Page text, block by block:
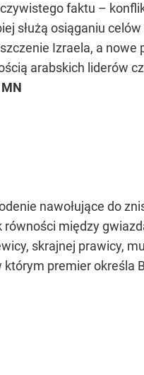
faktu –
służą osiąganiu
Izraela, a
arabskich liderów
MN
nawołujące do
między
skrajnej prawicy,
premier określa